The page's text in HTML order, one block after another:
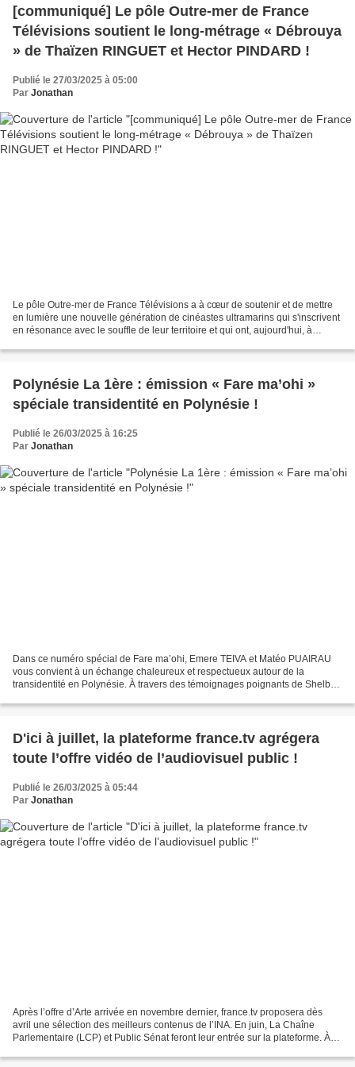
[communiqué] Le pôle Outre-mer de France
Télévisions soutient le long-métrage « Débrouya
» de Thaïzen RINGUET et Hector PINDARD !
Publié le 27/03/2025 à 05:00
Par Jonathan
Le pôle Outre-mer de France Télévisions a à cœur de soutenir et de mettre
en lumière une nouvelle génération de cinéastes ultramarins qui s'inscrivent
en résonance avec le souffle de leur territoire et qui ont, aujourd'hui, à
Polynésie La 1ère : émission « Fare ma’ohi »
spéciale transidentité en Polynésie !
Publié le 26/03/2025 à 16:25
Par Jonathan
Dans ce numéro spécial de Fare ma’ohi, Emere TEIVA et Matéo PUAIRAU
vous convient à un échange chaleureux et respectueux autour de la
transidentité en Polynésie. À travers des témoignages poignants de Shelby
D'ici à juillet, la plateforme france.tv agrégera
toute l’offre vidéo de l’audiovisuel public !
Publié le 26/03/2025 à 05:44
Par Jonathan
Après l’offre d’Arte arrivée en novembre dernier, france.tv proposera dès
avril une sélection des meilleurs contenus de l’INA. En juin, La Chaîne
Parlementaire (LCP) et Public Sénat feront leur entrée sur la plateforme. À